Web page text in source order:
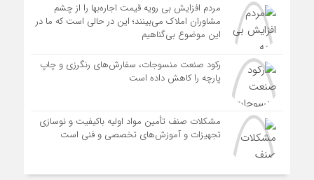
مردم افزایش بی رویه قیمت اجاره‌بها را از چشم
مشاوران املاک می‌بینند؛ این در حالی است که ما در
این موضوع بی‌گناهیم
رکود صنعت منسوجات، سفارش‌های رنگرزی و چاپ
پارچه را کاهش داده است
مشکلات صنف تأمین مواد اولیه باکیفیت و نوسازی
تجهیزات و آموزش‌های تخصصی و فنی است